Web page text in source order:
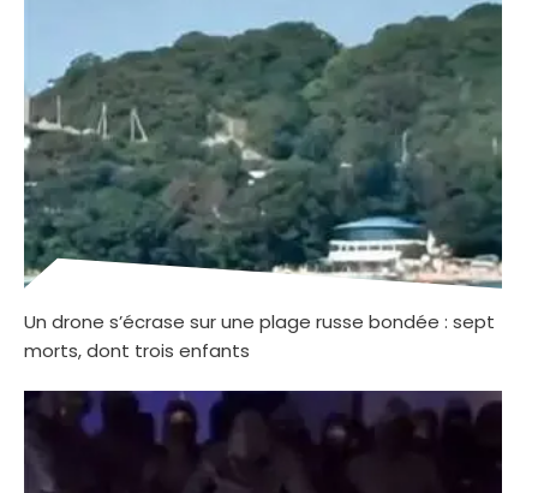
Un drone s’écrase sur une plage russe bondée : sept
morts, dont trois enfants